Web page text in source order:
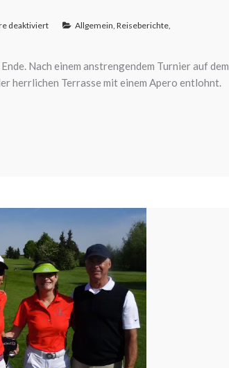
deaktiviert Allgemein Reiseberichte
Nach einem anstrengendem Turnier auf dem
herrlichen Terrasse mit einem Apero entlohnt.